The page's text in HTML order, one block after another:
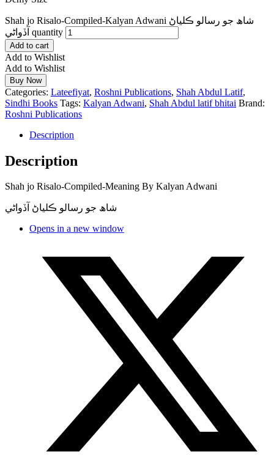
Shah jo Risalo-Compiled-Kalyan Adwani شاھ جو رسالو ڪلياڻ
آڏواڻي quantity
Add to cart
Add to Wishlist
Add to Wishlist
Buy Now
Categories: Lateefiyat, Roshni Publications, Shah Abdul Latif,
Sindhi Books Tags: Kalyan Adwani, Shah Abdul latif bhitai Brand:
Roshni Publications
Description
Description
Shah jo Risalo-Compiled-Meaning By Kalyan Adwani
شاھ جو رسالو ڪلياڻ آڏواڻي
Opens in a new window